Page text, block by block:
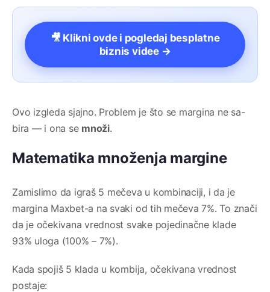
🎥 Klikni ovde i pogledaj besplatne
biznis videe →
Ovo izgleda sjajno. Problem je što se margina ne sa-
bira — i ona se množi.
Matematika množenja margine
Zamislimo da igraš 5 mečeva u kombinaciji, i da je
margina Maxbet-a na svaki od tih mečeva 7%. To znači
da je očekivana vrednost svake pojedinačne klade
93% uloga (100% – 7%).
Kada spojiš 5 klada u kombija, očekivana vrednost
postaje: